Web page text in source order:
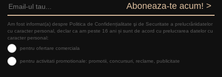
Aboneaza-te acum! >
Am fost informat(a) despre Politica de Confidențialitate şi de Securitate a prelucrăriidatelor
cu caracter personal, declar ca am peste 16 ani și sunt de acord cu prelucrarea datelor cu
caracter personal:
pentru ofertare comerciala
pentru activitati promotionale: promotii, concursuri, reclame, publicitate